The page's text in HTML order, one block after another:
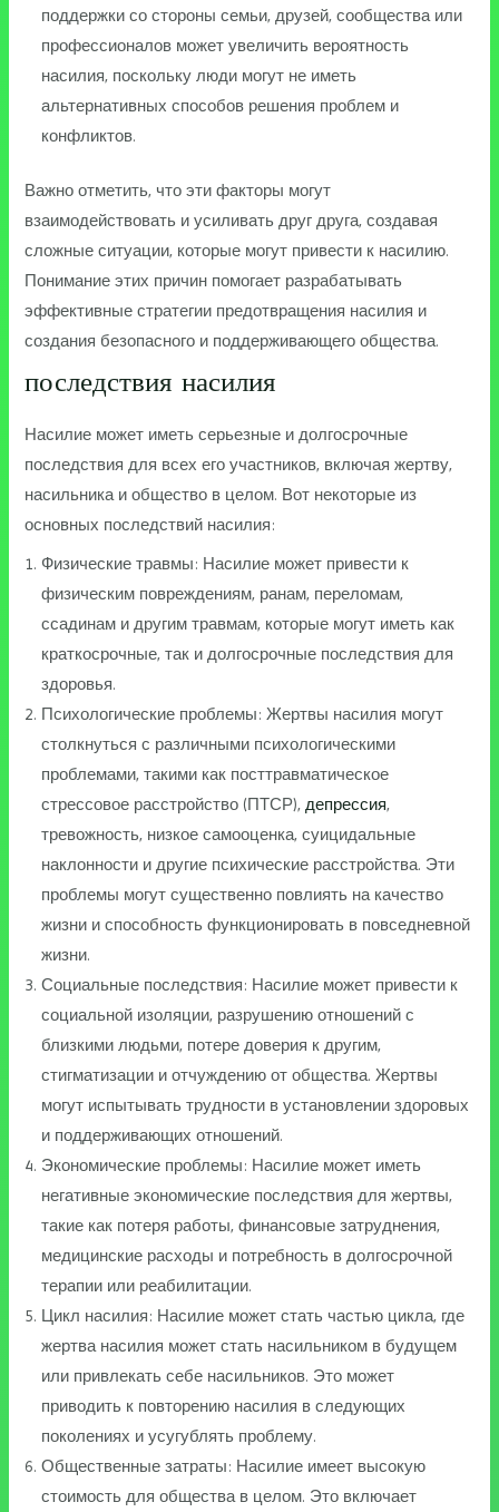
поддержки со стороны семьи, друзей, сообщества или
профессионалов может увеличить вероятность
насилия, поскольку люди могут не иметь
альтернативных способов решения проблем и
конфликтов.
Важно отметить, что эти факторы могут
взаимодействовать и усиливать друг друга, создавая
сложные ситуации, которые могут привести к насилию.
Понимание этих причин помогает разрабатывать
эффективные стратегии предотвращения насилия и
создания безопасного и поддерживающего общества.
последствия насилия
Насилие может иметь серьезные и долгосрочные
последствия для всех его участников, включая жертву,
насильника и общество в целом. Вот некоторые из
основных последствий насилия:
Физические травмы: Насилие может привести к
физическим повреждениям, ранам, переломам,
ссадинам и другим травмам, которые могут иметь как
краткосрочные, так и долгосрочные последствия для
здоровья.
Психологические проблемы: Жертвы насилия могут
столкнуться с различными психологическими
проблемами, такими как посттравматическое
стрессовое расстройство (ПТСР), депрессия,
тревожность, низкое самооценка, суицидальные
наклонности и другие психические расстройства. Эти
проблемы могут существенно повлиять на качество
жизни и способность функционировать в повседневной
жизни.
Социальные последствия: Насилие может привести к
социальной изоляции, разрушению отношений с
близкими людьми, потере доверия к другим,
стигматизации и отчуждению от общества. Жертвы
могут испытывать трудности в установлении здоровых
и поддерживающих отношений.
Экономические проблемы: Насилие может иметь
негативные экономические последствия для жертвы,
такие как потеря работы, финансовые затруднения,
медицинские расходы и потребность в долгосрочной
терапии или реабилитации.
Цикл насилия: Насилие может стать частью цикла, где
жертва насилия может стать насильником в будущем
или привлекать себе насильников. Это может
приводить к повторению насилия в следующих
поколениях и усугублять проблему.
Общественные затраты: Насилие имеет высокую
стоимость для общества в целом. Это включает